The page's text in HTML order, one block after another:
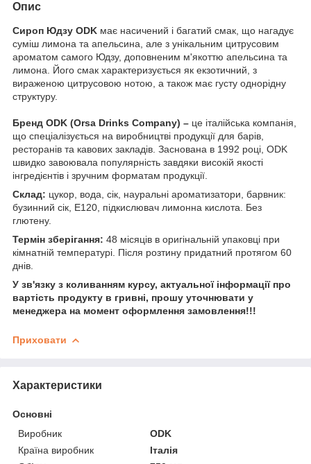
Опис
Сироп Юдзу ODK має насичений і багатий смак, що нагадує
суміш лимона та апельсина, але з унікальним цитрусовим
ароматом самого Юдзу, доповненим м'якоттю апельсина та
лимона. Його смак характеризується як екзотичний, з
вираженою цитрусовою нотою, а також має густу однорідну
структуру.
Бренд ODK (Orsa Drinks Company) – це італійська компанія,
що спеціалізується на виробництві продукції для барів,
ресторанів та кавових закладів. Заснована в 1992 році, ODK
швидко завоювала популярність завдяки високій якості
інгредієнтів і зручним форматам продукції.
Склад: цукор, вода, сік, науральні ароматизатори, барвник:
бузинний сік, Е120, підкислювач лимонна кислота. Без
глютену.
Термін зберігання: 48 місяців в оригінальній упаковці при
кімнатній температурі. Після розтину придатний протягом 60
днів.
У зв'язку з коливанням курсу, актуальної інформації про
вартість продукту в гривні, прошу уточнювати у
менеджера на момент оформлення замовлення!!!
Приховати
Характеристики
Основні
Виробник
ODK
Країна виробник
Італія